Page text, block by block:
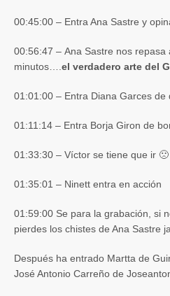
00:45:00 – Entra Ana Sastre y
00:56:47 – Ana Sastre nos repasa
minutos…. el verdadero arte del
01:01:00 – Entra Diana Garces de
01:11:14 – Entra Borja Giron de
01:33:30 – Víctor se tiene que ir 🙁
01:35:01 – Ninett entra en acción
01:59:00 Se para la grabación, si
pierdes los chistes de Ana Sastre
Después ha entrado Martta de
José Antonio Carreño de